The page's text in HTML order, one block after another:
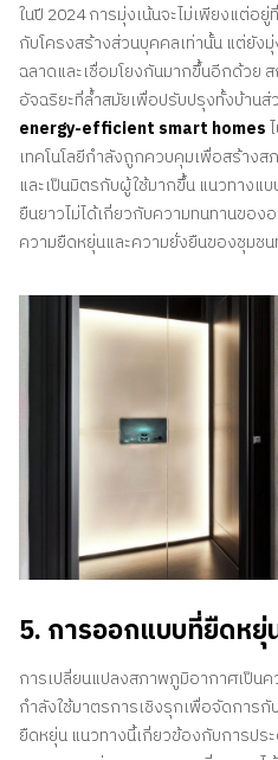
ในปี 2024 การมุ่งเน้นจะไม่เพียงแต่อ
กับโครงสร้างส่วนบุคคลเท่านั้น แต่ยัง
ฉลาดและเชื่อมโยงกันมากขึ้นอีกด้วย
อัจฉริยะที่ล้ำสมัยเพื่อปรับปรุงทั้งบ้าน
energy-efficient smart homes
เทคโนโลยีกำลังถูกควบคุมเพื่อสร้าง
และเป็นมิตรกับผู้ใช้มากขึ้น แนวทางแ
ยืนยาวไม่ได้เกี่ยวกับความทนทานของ
ความยืดหยุ่นและความยั่งยืนของชุมช
5. การออกแบบที่ยืดหยุ่
การเปลี่ยนแปลงสภาพภูมิอากาศเป็นค
กำลังใช้มาตรการเชิงรุกเพื่อจัดการ
ยืดหยุ่น แนวทางนี้เกี่ยวข้องกับการปร